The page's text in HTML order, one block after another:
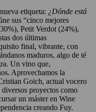
etiqueta: ¿Dónde está
sus “cinco mejores
Petit Verdot (24%),
dos últimas
final, vibrante, con
maduros, algo de té
Un vino que,
Aprovechamos la
Goich, actual vocero
proyectos como
un máster en Wine
creando Fuy.